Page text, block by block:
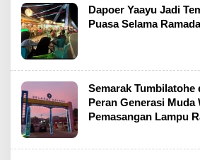
Dapoer Yaayu Jadi
Puasa Selama
Semarak Tumbilatohe
Peran Generasi Muda
Pemasangan Lampu